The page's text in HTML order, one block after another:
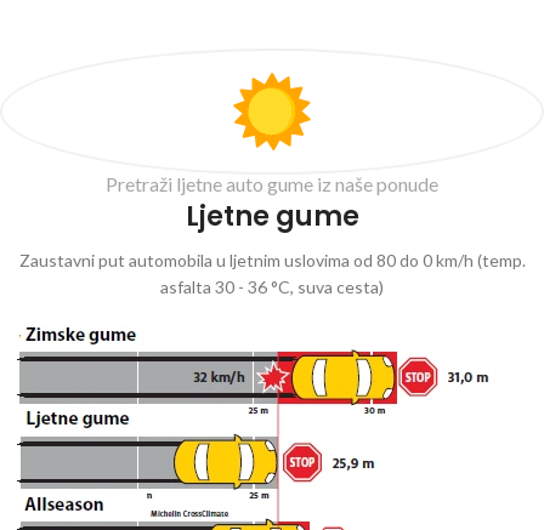
Pretraži ljetne auto gume iz naše ponude
Ljetne gume
Zaustavni put automobila u ljetnim uslovima od 80 do 0 km/h (temp.
asfalta 30 - 36 °C, suva cesta)